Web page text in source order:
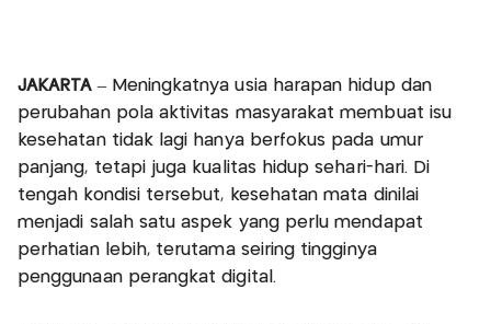
JAKARTA– Meningkatnya usia harapan hidup dan
perubahan pola aktivitas masyarakat membuat isu
kesehatan tidak lagi hanya berfokus pada umur
panjang, tetapi juga kualitas hidup sehari-hari. Di
tengah kondisi tersebut, kesehatan mata dinilai
menjadi salah satu aspek yang perlu mendapat
perhatian lebih, terutama seiring tingginya
penggunaan perangkat digital.